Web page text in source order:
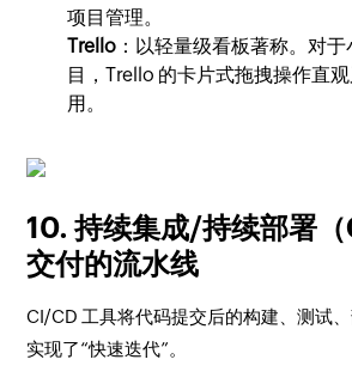
项目管理。
Trello ：以轻量级看板著称。对
目，Trello 的卡片式拖拽操作直
用。
10. 持续集成/持续部署
交付的流水线
CI/CD 工具将代码提交后的构建、测试
实现了“快速迭代”。